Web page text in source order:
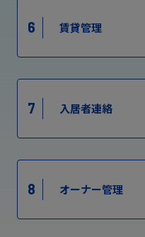
6 賃貸管理
7 入居者連絡
8 オーナー管理